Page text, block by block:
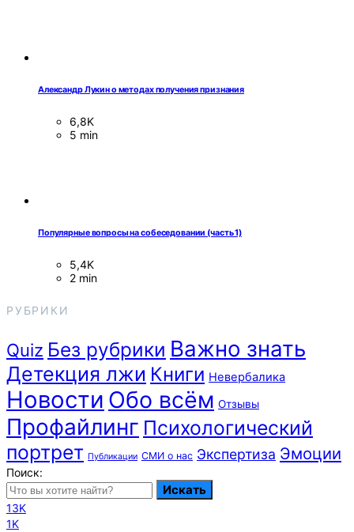
Александр Лукин о методах получения признания
6,8K
5 min
Популярные вопросы на собеседовании (часть 1)
5,4K
2 min
РУБРИКИ
Quiz Без рубрики Важно знать
Детекция лжи Книги Невербалика
Новости Обо всём Отзывы
Профайлинг Психологический
портрет Публикации СМИ о нас Экспертиза Эмоции
Поиск:
Искать
13K
1K